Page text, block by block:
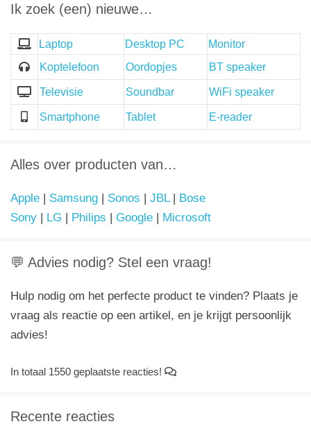
Ik zoek (een) nieuwe…
Laptop Desktop PC
Monitor
Koptelefoon
Oordopjes BT speaker
Televisie Soundbar WiFi speaker
Smartphone Tablet E-reader
Alles over producten van…
Apple | Samsung | Sonos | JBL| Bose
Sony | LG | Philips | Google | Microsoft
💬 Advies nodig? Stel een vraag!
Hulp nodig om het perfecte product te vinden? Plaats je
vraag als reactie op een artikel, en je krijgt persoonlijk
advies!
In totaal 1550 geplaatste reacties!
Recente reacties